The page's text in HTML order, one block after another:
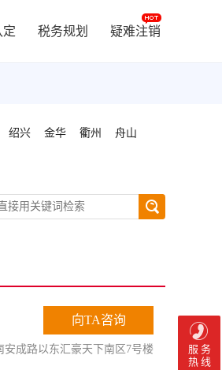
定 税务规划 疑难注销
绍兴 金华 衢州 舟山
向TA咨询
安成路以东汇豪天下南区7号楼
服 务
热 线